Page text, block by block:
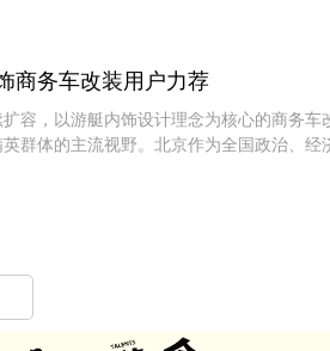
商务车改装用户力荐
，以游艇内饰设计理念为核心的商务车
群体的主流视野。北京作为全国政治、经